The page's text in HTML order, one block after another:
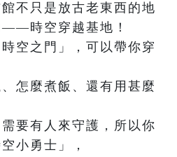
不只是放古老東西的地
時空穿越基地！
空之門」，可以帶你穿
怎麼煮飯、還有用甚麼
要有人來守護，所以你
小勇士」，